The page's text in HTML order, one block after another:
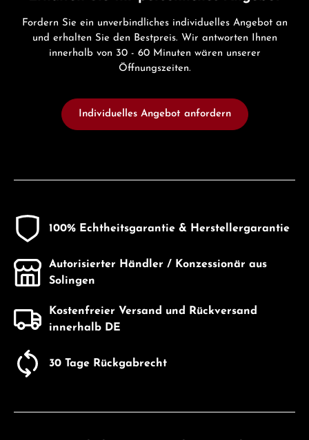
Fordern Sie ein unverbindliches individuelles Angebot an
und erhalten Sie den Bestpreis. Wir antworten Ihnen
innerhalb von 30 - 60 Minuten wären unserer
Öffnungszeiten.
Individuelles Angebot anfordern
100% Echtheitsgarantie & Herstellergarantie
Autorisierter Händler / Konzessionär aus
Solingen
Kostenfreier Versand und Rückversand
innerhalb DE
30 Tage Rückgabrecht